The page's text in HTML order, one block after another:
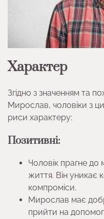
Характер
Згідно з значенням та
Мирослав, чоловіки з
риси характеру:
Позитивні:
Чоловік прагне до
життя. Він уникає
компроміси.
Мирослав має
прийти на